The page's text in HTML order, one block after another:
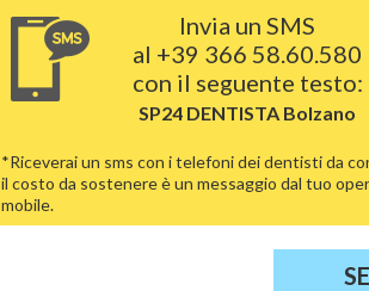
Invia un SMS
al +39 366 58.60.580
con il seguente testo:
SP24 DENTISTA Bolzano
*Riceverai un sms con i telefoni dei dentisti da
il costo da sostenere è un messaggio dal tuo
mobile.